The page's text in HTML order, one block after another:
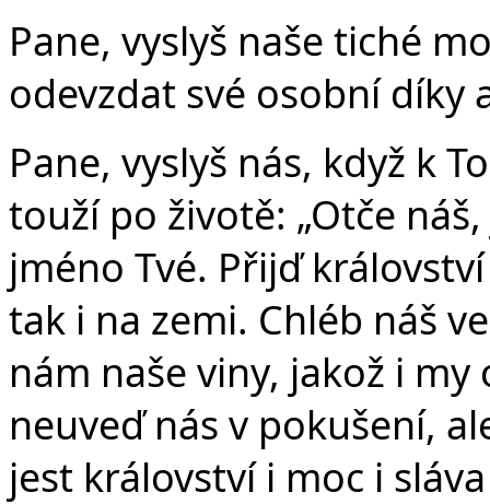
Pane, vyslyš naše tiché
odevzdat své osobní díky
Pane, vyslyš nás, když k
touží po životě: „Otče
jméno Tvé. Přijď
tak i na zemi. Chléb náš
nám naše viny, jakož i
neuveď nás v pokušení,
jest království i moc i